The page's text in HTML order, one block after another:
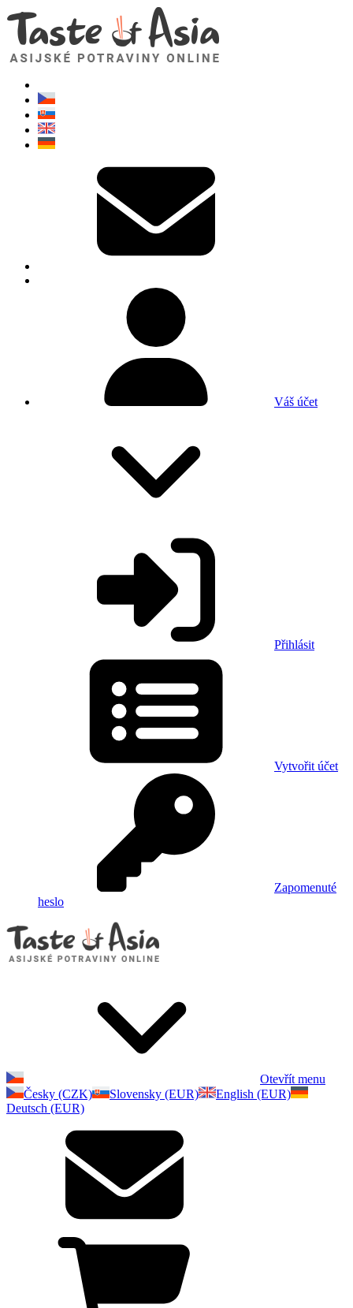
Váš účet
Přihlásit
Vytvořit účet
Zapomenuté
heslo
Otevřít menu
Česky (CZK)
Slovensky (EUR)
English (EUR)
Deutsch (EUR)
TasteOfAsia.cz
Neváhejte se zeptat. Jsem tady pro vás!